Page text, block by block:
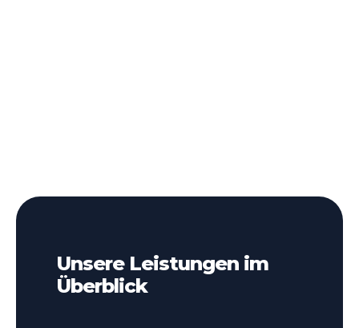
Unsere Leistungen im
Überblick